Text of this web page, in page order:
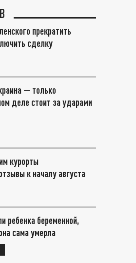
прекратить
сделку
— только
деле стоит за ударами
курорты
к началу августа
ребенка беременной,
сама умерла